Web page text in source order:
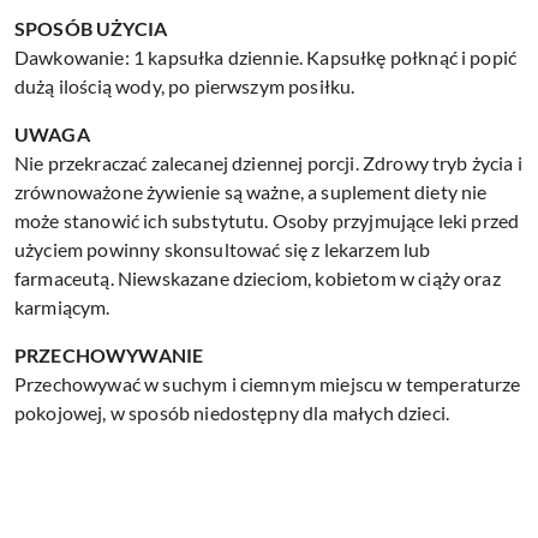
SPOSÓB UŻYCIA
Dawkowanie: 1 kapsułka dziennie. Kapsułkę połknąć i popić
dużą ilością wody, po pierwszym posiłku.
UWAGA
Nie przekraczać zalecanej dziennej porcji. Zdrowy tryb życia i
zrównoważone żywienie są ważne, a suplement diety nie
może stanowić ich substytutu. Osoby przyjmujące leki przed
użyciem powinny skonsultować się z lekarzem lub
farmaceutą. Niewskazane dzieciom, kobietom w ciąży oraz
karmiącym.
PRZECHOWYWANIE
Przechowywać w suchym i ciemnym miejscu w temperaturze
pokojowej, w sposób niedostępny dla małych dzieci.